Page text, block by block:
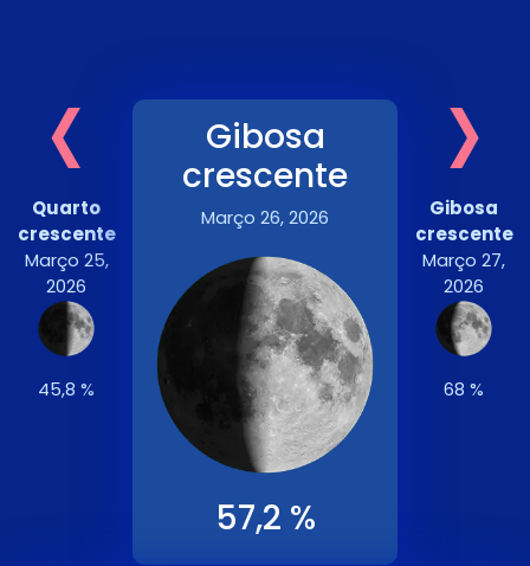
‹
Quarto
crescente
Março 25,
2026
45,8 %
Gibosa
crescente
Março 26, 2026
57,2 %
›
Gibosa
crescente
Março 27,
2026
68 %